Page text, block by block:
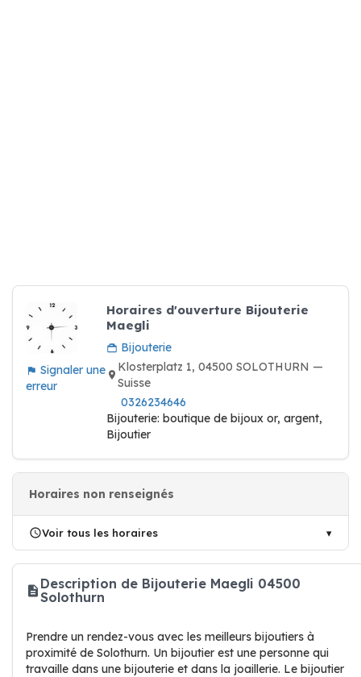
Signaler une
erreur
Horaires d'ouverture Bijouterie
Maegli
Bijouterie
Klosterplatz 1, 04500 SOLOTHURN —
Suisse
0326234646
Bijouterie: boutique de bijoux or, argent,
Bijoutier
Horaires non renseignés
Voir tous les horaires
Description de Bijouterie Maegli 04500
Solothurn
Prendre un rendez-vous avec les meilleurs bijoutiers à
proximité de Solothurn. Un bijoutier est une personne qui
travaille dans une bijouterie et dans la joaillerie. Le bijoutier